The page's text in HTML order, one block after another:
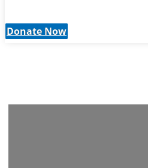
Donate Now